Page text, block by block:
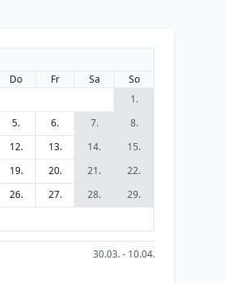
Do Fr Sa
So
1.
5. 6. 7.
8.
12. 13. 14.
15.
19. 20. 21.
22.
26. 27. 28.
29.
30.03. - 10.04.